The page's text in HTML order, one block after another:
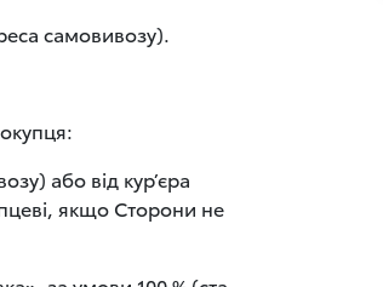
самовивозу).
або від кур’єра
якщо Сторони не